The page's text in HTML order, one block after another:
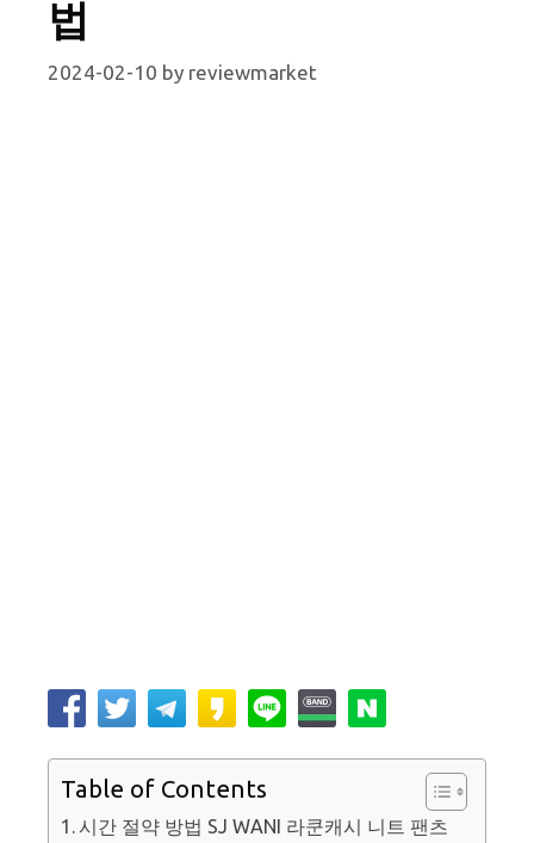
법
2024-02-10 by reviewmarket
Table of Contents
시간 절약 방법 SJ WANI 라쿤캐시 니트 팬츠